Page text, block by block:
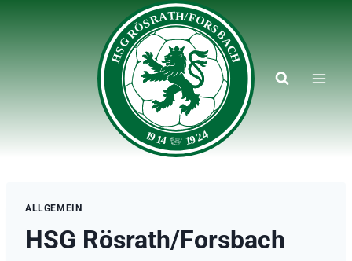
ALLGEMEIN
HSG Rösrath/Forsbach